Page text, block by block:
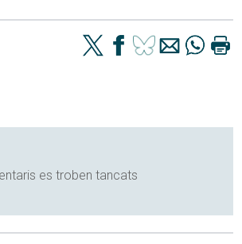
es troben tancats